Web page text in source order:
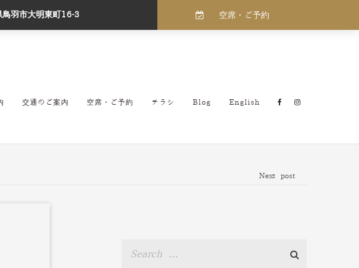
羽市大明東町16-3 空席・ご予約
交通のご案内 空席・ご予約 チラシ Blog English
Next post